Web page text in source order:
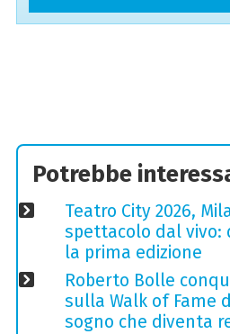
Potrebbe
Teatro City 2026,
spettacolo dal vivo:
la prima edizione
Roberto Bolle
sulla Walk of Fame
sogno che diventa